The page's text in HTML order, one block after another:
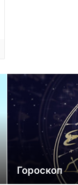
Гороскоп